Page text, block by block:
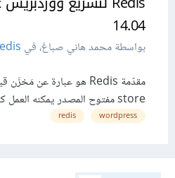
14.04
بواسطة محمد هاني صباغ، في
store مفتوح المصدر يمكنه العمل كمخزن لتخزين البيانات في...
wordpress
redis